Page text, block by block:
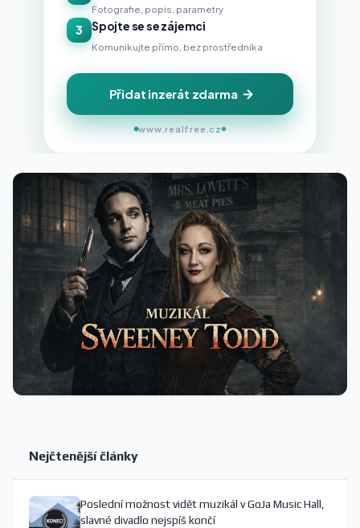
Fotografie, popis, parametry
3 Spojte se se zájemci
Komunikujte přímo, bez prostředníka
Přidat inzerát zdarma
www.realfree.cz
Nejčtenější články
Poslední možnost vidět muzikál v GoJa Music Hall,
slavné divadlo nejspíš končí